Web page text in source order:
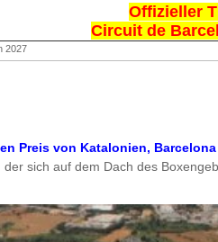
Offizieller
Circuit de
2027
Preis von Katalonien, Barcelona
sich auf dem Dach des